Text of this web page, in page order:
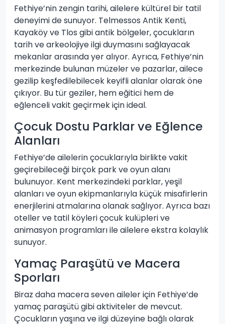
Fethiye’nin zengin tarihi, ailelere kültürel bir tatil
deneyimi de sunuyor. Telmessos Antik Kenti,
Kayaköy ve Tlos gibi antik bölgeler, çocukların
tarih ve arkeolojiye ilgi duymasını sağlayacak
mekanlar arasında yer alıyor. Ayrıca, Fethiye’nin
merkezinde bulunan müzeler ve pazarlar, ailece
gezilip keşfedilebilecek keyifli alanlar olarak öne
çıkıyor. Bu tür geziler, hem eğitici hem de
eğlenceli vakit geçirmek için ideal.
Çocuk Dostu Parklar ve Eğlence
Alanları
Fethiye’de ailelerin çocuklarıyla birlikte vakit
geçirebileceği birçok park ve oyun alanı
bulunuyor. Kent merkezindeki parklar, yeşil
alanları ve oyun ekipmanlarıyla küçük misafirlerin
enerjilerini atmalarına olanak sağlıyor. Ayrıca bazı
oteller ve tatil köyleri çocuk kulüpleri ve
animasyon programları ile ailelere ekstra kolaylık
sunuyor.
Yamaç Paraşütü ve Macera
Sporları
Biraz daha macera seven aileler için Fethiye’de
yamaç paraşütü gibi aktiviteler de mevcut.
Çocukların yaşına ve ilgi düzeyine bağlı olarak